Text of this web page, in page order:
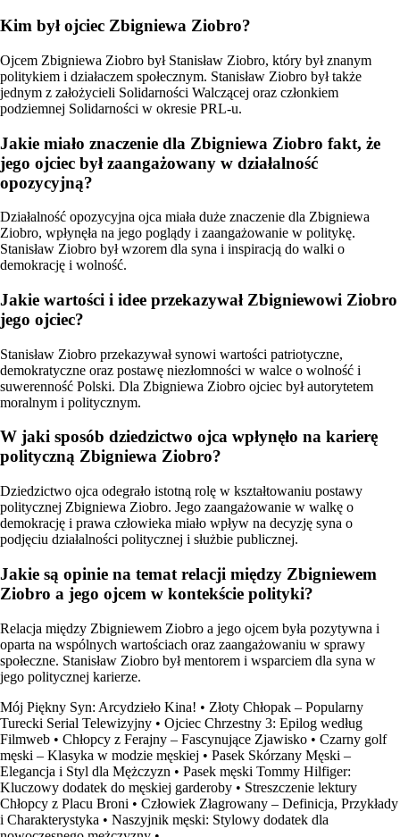
Kim był ojciec Zbigniewa Ziobro?
Ojcem Zbigniewa Ziobro był Stanisław Ziobro, który był znanym
politykiem i działaczem społecznym. Stanisław Ziobro był także
jednym z założycieli Solidarności Walczącej oraz członkiem
podziemnej Solidarności w okresie PRL-u.
Jakie miało znaczenie dla Zbigniewa Ziobro fakt, że
jego ojciec był zaangażowany w działalność
opozycyjną?
Działalność opozycyjna ojca miała duże znaczenie dla Zbigniewa
Ziobro, wpłynęła na jego poglądy i zaangażowanie w politykę.
Stanisław Ziobro był wzorem dla syna i inspiracją do walki o
demokrację i wolność.
Jakie wartości i idee przekazywał Zbigniewowi Ziobro
jego ojciec?
Stanisław Ziobro przekazywał synowi wartości patriotyczne,
demokratyczne oraz postawę niezłomności w walce o wolność i
suwerenność Polski. Dla Zbigniewa Ziobro ojciec był autorytetem
moralnym i politycznym.
W jaki sposób dziedzictwo ojca wpłynęło na karierę
polityczną Zbigniewa Ziobro?
Dziedzictwo ojca odegrało istotną rolę w kształtowaniu postawy
politycznej Zbigniewa Ziobro. Jego zaangażowanie w walkę o
demokrację i prawa człowieka miało wpływ na decyzję syna o
podjęciu działalności politycznej i służbie publicznej.
Jakie są opinie na temat relacji między Zbigniewem
Ziobro a jego ojcem w kontekście polityki?
Relacja między Zbigniewem Ziobro a jego ojcem była pozytywna i
oparta na wspólnych wartościach oraz zaangażowaniu w sprawy
społeczne. Stanisław Ziobro był mentorem i wsparciem dla syna w
jego politycznej karierze.
Mój Piękny Syn: Arcydzieło Kina! • Złoty Chłopak – Popularny
Turecki Serial Telewizyjny • Ojciec Chrzestny 3: Epilog według
Filmweb • Chłopcy z Ferajny – Fascynujące Zjawisko • Czarny golf
męski – Klasyka w modzie męskiej • Pasek Skórzany Męski –
Elegancja i Styl dla Mężczyzn • Pasek męski Tommy Hilfiger:
Kluczowy dodatek do męskiej garderoby • Streszczenie lektury
Chłopcy z Placu Broni • Człowiek Złagrowany – Definicja, Przykłady
i Charakterystyka • Naszyjnik męski: Stylowy dodatek dla